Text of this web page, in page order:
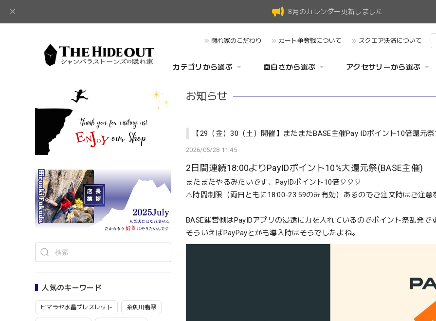
8月のカレンダー更新しました
隠れ家のこだわり カート争奪戦について スクエア決済について
カテゴリから選ぶ 面白さから選ぶ アクセサリーから選ぶ
人気のキーワード
ヒマラヤ水晶ブレスレット 糸魚川翡翠
お知らせ
【29（金）30（土）開催】またまたBASE主催Pay IDポイント10倍還元
2026/05/28 11:45
2日間連続18:00よりPayIDポイント10%大還元祭(BASE主催)
またまたやるみたいです、PayIDポイント10倍🎈🎈🎈
⚠️時間制限（両日ともに18:00-23:59のみ有効）あるのでご注文時はご注意
BASE運営側はPayIDアプリの浸透に力を入れているのでポイント祭乱発で
そういえばPayPayとかも導入時はそうでしたよね。